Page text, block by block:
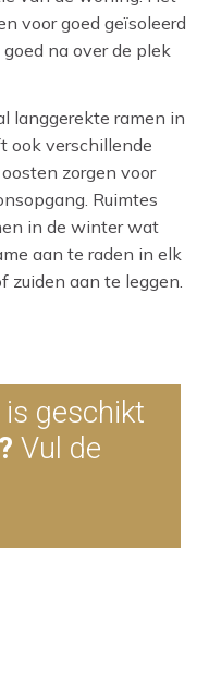
voor goed geïsoleerd
na over de plek
langgerekte ramen in
ook verschillende
zorgen voor
Ruimtes
in de winter wat
aan te raden in elk
aan te leggen.
geschikt
Vul de